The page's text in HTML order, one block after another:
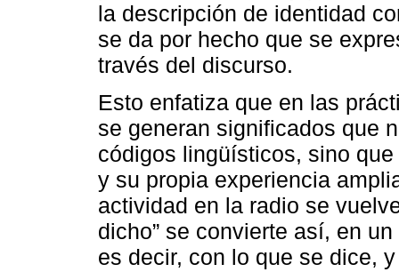
la descripción de identidad
se da por hecho que se
través del discurso.
Esto enfatiza que en las
se generan significados que
códigos lingüísticos, sino
y su propia experiencia
actividad en la radio se
dicho” se convierte así, en
es decir, con lo que se dice,